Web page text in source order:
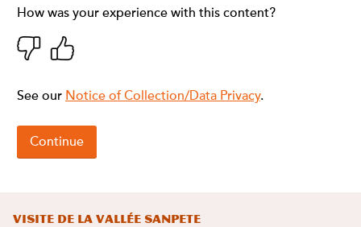
Visite de la vallée Sanpete